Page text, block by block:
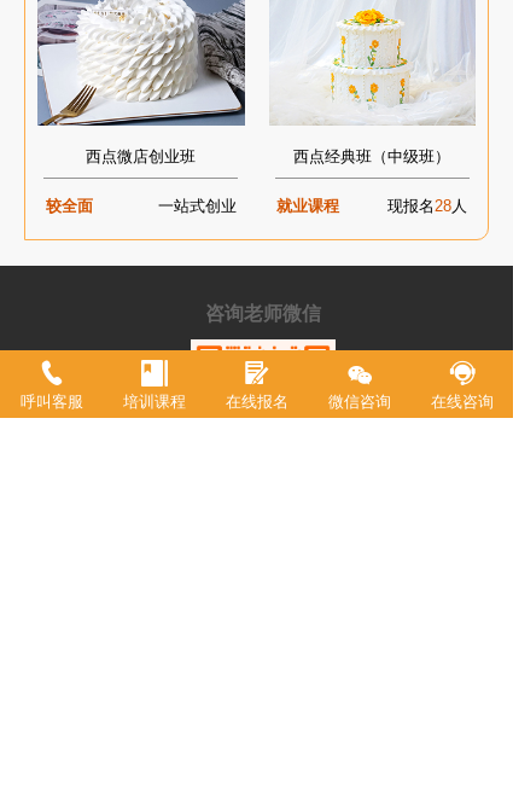
呼叫客服 培训课程 在线报名 微信咨询 在线咨询
西点微店创业班
较全面 一站式创业
西点经典班（中级班）
就业课程 现报名28人
咨询老师微信